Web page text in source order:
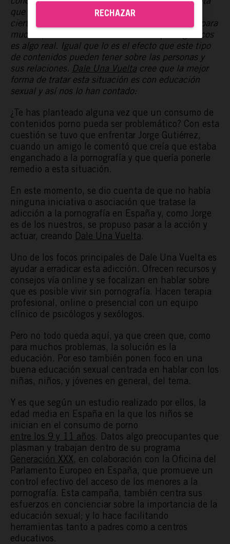
que es debido a su consumo de pornografía. Lo
cierto es que aunque este tema puede ser tabú para
muchos, la adicción a los contenidos pornográficos
es algo real. Igual que lo es el efecto que este tipo
de contenidos pueden tener sobre las personas y
sus relaciones. Dale Una Vuelta cree que la mejor
forma de tratar esta situación es con educación
sexual y así nos lo han contado:
¿Te has planteado alguna vez que un consumo de
contenidos porno pueda ser problemático? Con esta
cuestión se tuvo que enfrentar Jorge Gutiérrez,
cuando un amigo le comentó que creía que estaba
enganchado a la pornografía y que quería ponerle
remedio a esta situación.
En este momento, se dio cuenta de que no había
ninguna iniciativa o asociación que tratase la
adicción a la pornografía en España y, como Jorge
es de los nuestros, se propuso pasar a la acción y
actuar, creando Dale Una Vuelta.
Uno de los focos principales de Dale Una Vuelta es
ayudar a erradicar esta adicción. Ofrecen recursos y
consejos vía online y se focalizan en hablar sobre
que es posible vivir sin pornografía. Hacen terapia
profesional, online o presencial con un equipo
clínico de psicólogos y sexólogos.
Pero no todo queda aquí, ya que creen que, como
para muchos problemas, la solución es la
educación. Por eso también ponen foco en una
buena educación sexual centrada en hablar con los
niñas, niños, y jóvenes en general, del tema.
Y es que según un estudio realizado por ellos, la
edad media en España en la que los niños se
inician en el consumo de porno
entre los 9 y 11 años. Datos algo preocupantes que
plasman y trabajan dentro de su programa
Generación XXX, en colaboración con la Oficina del
Parlamento Europeo en España, que promueve un
control efectivo del acceso de los menores a la
pornografía. Esta campaña, también centra sus
esfuerzos en concienciar sobre la importancia de la
educación sexual; y lo hace facilitando
herramientas tanto a padres como a centros
educativos.
RECHAZAR